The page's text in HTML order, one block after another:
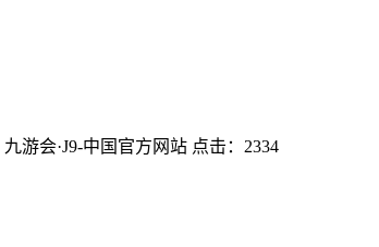
九游会·J9-中国官方网站 点击： 2334